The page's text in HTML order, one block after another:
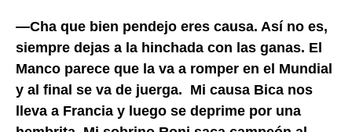
—Cha que bien pendejo eres causa. Así no es,
siempre dejas a la hinchada con las ganas. El
Manco parece que la va a romper en el Mundial
y al final se va de juerga. Mi causa Bica nos
lleva a Francia y luego se deprime por una